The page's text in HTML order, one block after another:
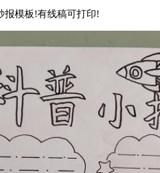
报模板!有线稿可打印!